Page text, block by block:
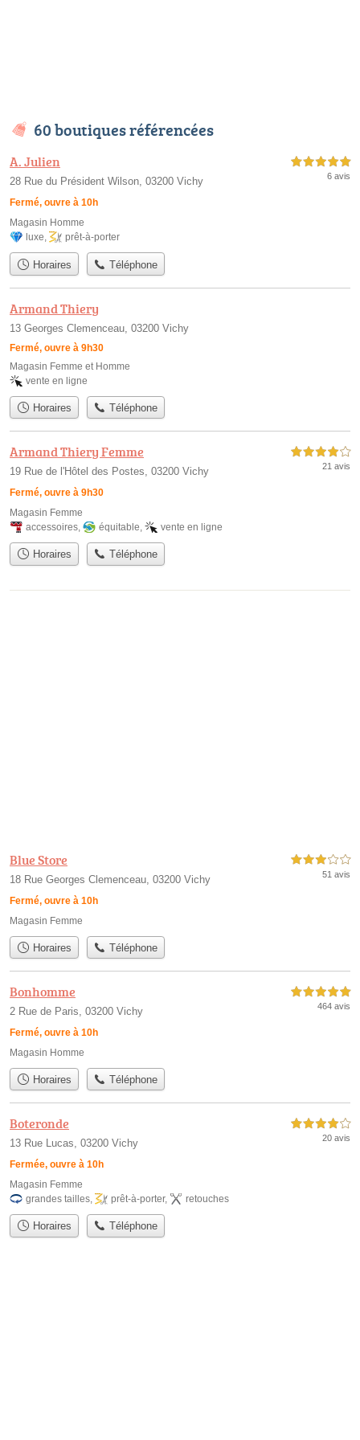
60 boutiques référencées
A. Julien
28 Rue du Président Wilson, 03200 Vichy
Fermé, ouvre à 10h
5,0 étoiles sur 5
6 avis
Magasin Homme
luxe, prêt-à-porter
Horaires Téléphone
Armand Thiery
13 Georges Clemenceau, 03200 Vichy
Fermé, ouvre à 9h30
Magasin Femme et Homme
vente en ligne
Horaires Téléphone
Armand Thiery Femme
19 Rue de l'Hôtel des Postes, 03200 Vichy
Fermé, ouvre à 9h30
4,0 étoiles sur 5
21 avis
Magasin Femme
accessoires, équitable, vente en ligne
Horaires Téléphone
Blue Store
18 Rue Georges Clemenceau, 03200 Vichy
Fermé, ouvre à 10h
3,0 étoiles sur 5
51 avis
Magasin Femme
Horaires Téléphone
Bonhomme
2 Rue de Paris, 03200 Vichy
Fermé, ouvre à 10h
5,0 étoiles sur 5
464 avis
Magasin Homme
Horaires Téléphone
Boteronde
13 Rue Lucas, 03200 Vichy
Fermée, ouvre à 10h
4,0 étoiles sur 5
20 avis
Magasin Femme
grandes tailles, prêt-à-porter, retouches
Horaires Téléphone